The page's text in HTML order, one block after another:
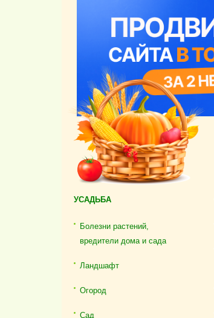
УСАДЬБА
Болезни растений,
вредители дома и сада
Ландшафт
Огород
Сад